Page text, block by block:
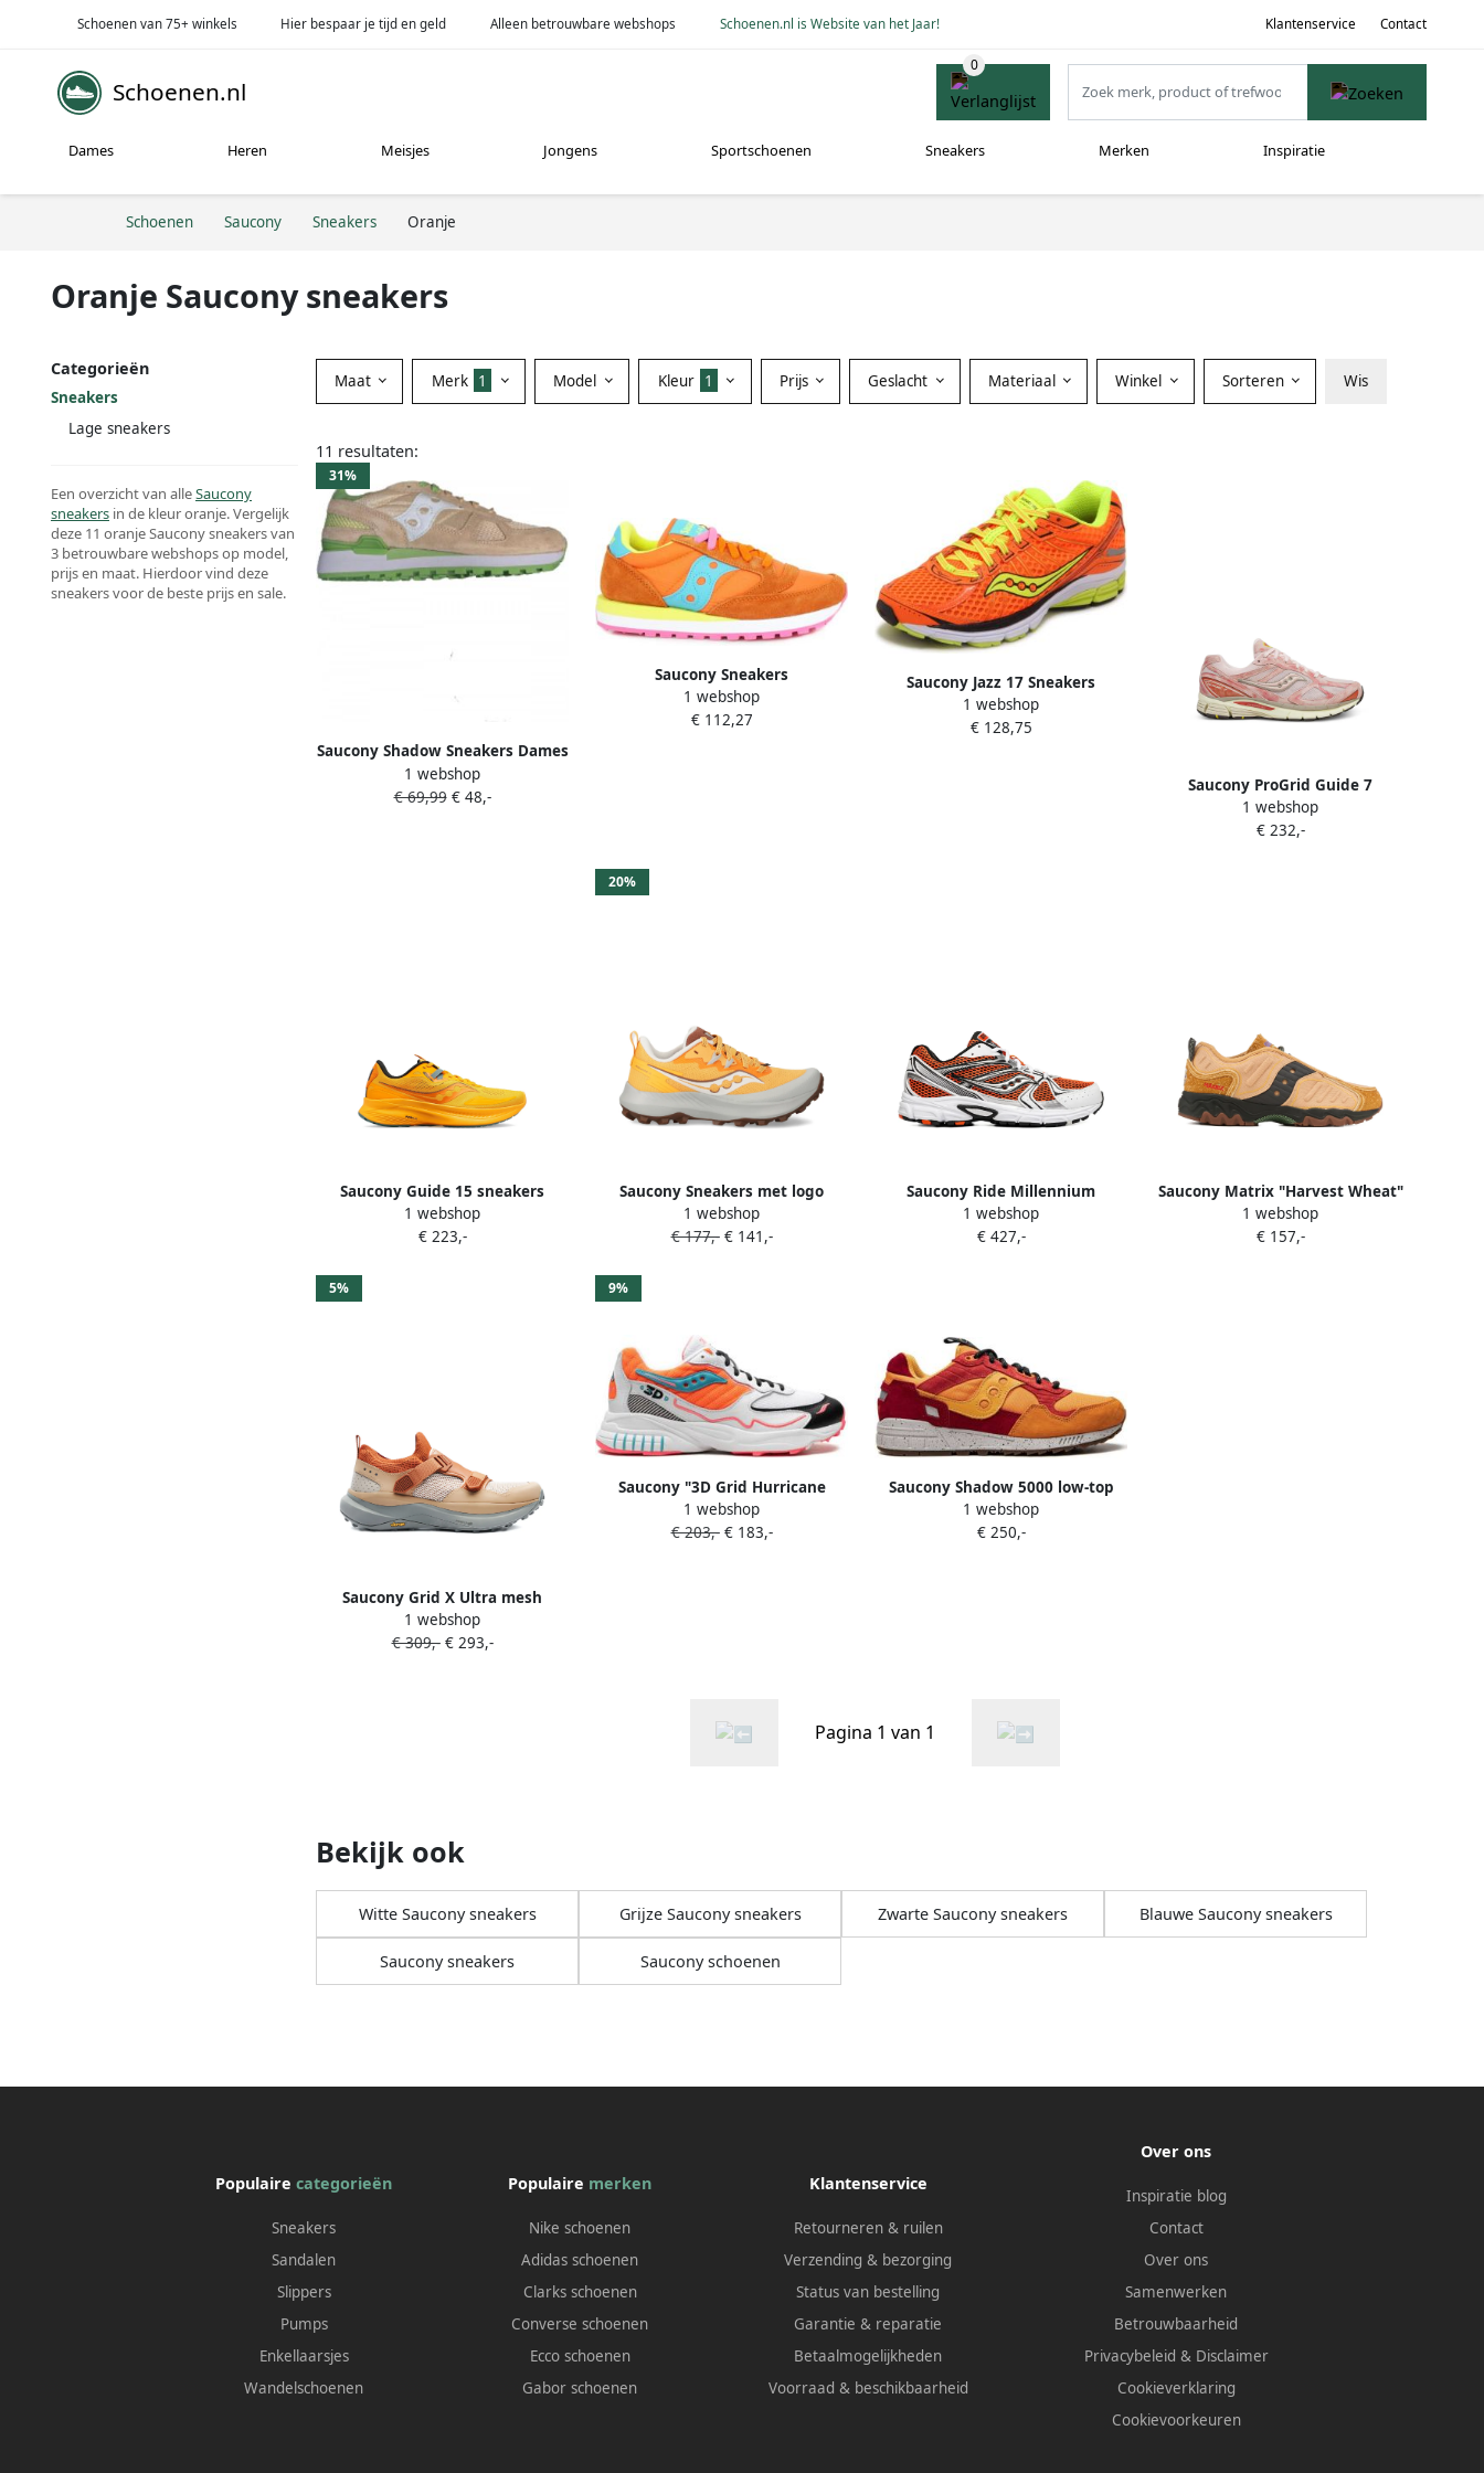
Schoenen van 75+ winkels Hier bespaar je tijd en geld Alleen betrouwbare webshops Schoenen.nl is Website van het Jaar! Klantenservice Contact
Schoenen.nl
Dames Heren Meisjes Jongens Sportschoenen Sneakers Merken Inspiratie
Schoenen Saucony Sneakers Oranje
Oranje Saucony sneakers
Categorieën
Sneakers
Lage sneakers
Een overzicht van alleSaucony
sneakers in de kleur oranje. Vergelijk
deze 11 oranje Saucony sneakers van
3 betrouwbare webshops op model,
prijs en maat. Hierdoor vind deze
sneakers voor de beste prijs en sale.
Maat Merk 1 Model Kleur 1 Prijs Geslacht Materiaal Winkel Sorteren Wis
11 resultaten:
31%
Saucony Shadow Sneakers Dames
Licht Oranje
1 webshop
€ 69,99€ 48,-
Saucony Sneakers
1 webshop
€ 112,27
Saucony Jazz 17 Sneakers
1 webshop
€ 128,75
Saucony ProGrid Guide 7
sneakers Oranje
1 webshop
€ 232,-
Saucony Guide 15 sneakers
Oranje
1 webshop
€ 223,-
20%
Saucony Sneakers met logo
Oranje
1 webshop
€ 177,-€ 141,-
Saucony Ride Millennium
sneakers Oranje
1 webshop
€ 427,-
Saucony Matrix "Harvest Wheat"
sneakers Oranje
1 webshop
€ 157,-
5%
Saucony Grid X Ultra mesh
sneakers Oranje
1 webshop
€ 309,-€ 293,-
9%
Saucony "3D Grid Hurricane
Orange sneakers" Oranje
1 webshop
€ 203,-€ 183,-
Saucony Shadow 5000 low-top
sneakers Oranje
1 webshop
€ 250,-
Pagina 1 van 1
Bekijk ook
Witte Saucony sneakers Grijze Saucony sneakers Zwarte Saucony sneakers Blauwe Saucony sneakers
Saucony sneakers Saucony schoenen
Populairecategorieën
Sneakers
Sandalen
Slippers
Pumps
Enkellaarsjes
Wandelschoenen
Populaire merken
Nike schoenen
Adidas schoenen
Clarks schoenen
Converse schoenen
Ecco schoenen
Gabor schoenen
Klantenservice
Retourneren & ruilen
Verzending & bezorging
Status van bestelling
Garantie & reparatie
Betaalmogelijkheden
Voorraad & beschikbaarheid
Over ons
Inspiratie blog
Contact
Over ons
Samenwerken
Betrouwbaarheid
Privacybeleid & Disclaimer
Cookieverklaring
Cookievoorkeuren